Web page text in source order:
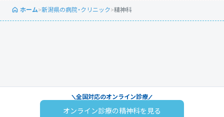
ホーム>新潟県の病院・クリニック>精神科
全国対応のオンライン診療
オンライン診療の精神科を見る